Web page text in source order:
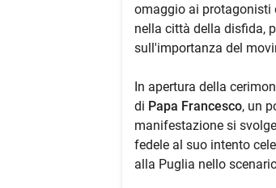
omaggio ai protagonisti
nella città della disfida,
sull'importanza del
In apertura della
di Papa Francesco, un
manifestazione si
fedele al suo intento
alla Puglia nello